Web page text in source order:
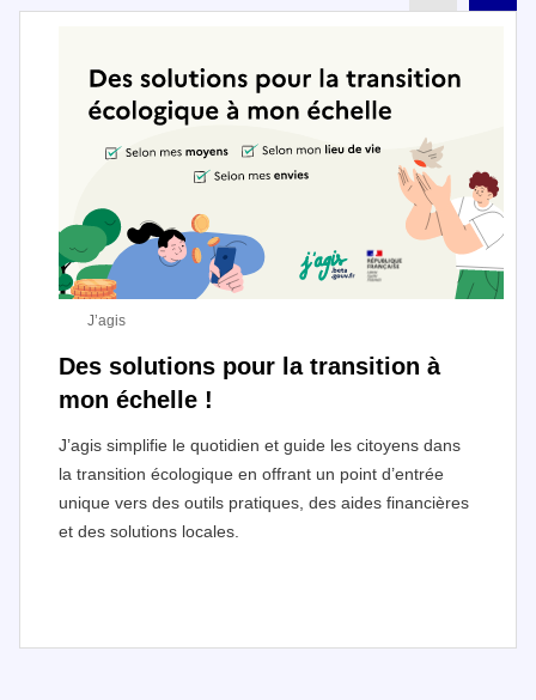
Des solutions pour la transition à
mon échelle !
J’agis simplifie le quotidien et guide les citoyens dans
la transition écologique en offrant un point d’entrée
unique vers des outils pratiques, des aides financières
et des solutions locales.
J’agis